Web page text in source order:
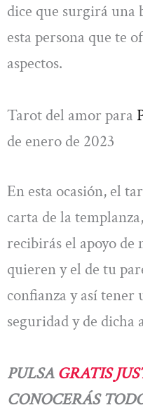
dice que surgirá una
esta persona que te
aspectos.
Tarot del amor para
de enero de 2023
En esta ocasión, el
carta de la
recibirás el apoyo de
quieren y el de tu
confianza y así tener
seguridad y de dicha
PULSA GRATIS
CONOCERÁS